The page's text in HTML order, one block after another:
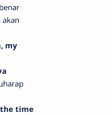
akan
my
time